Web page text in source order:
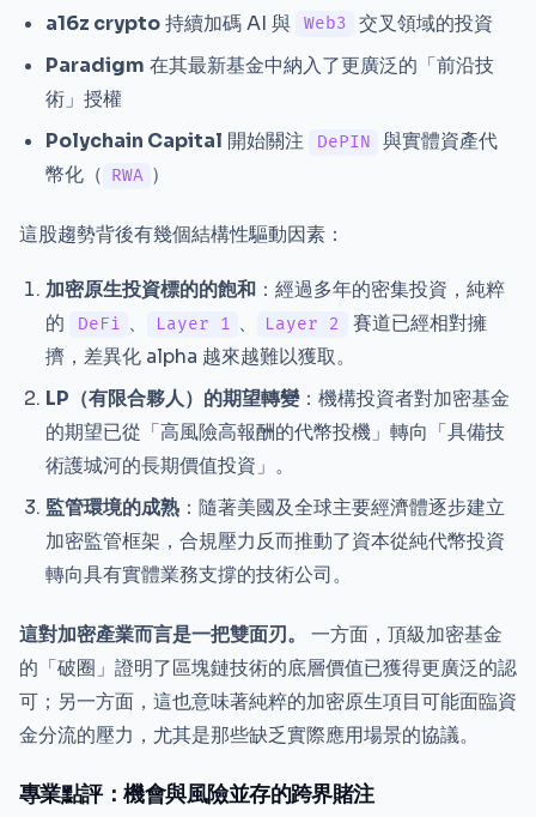
a16z crypto持續加碼 AI 與 Web3
交叉領域的投資
Paradigm 在其最新基金中納入了更廣泛的「前沿技
術」授權
Polychain Capital 開始關注 DePIN
與實體資產代
幣化（ RWA ）
這股趨勢背後有幾個結構性驅動因素：
加密原生投資標的的飽和 ：經過多年的密集投資，純粹
的
DeFi 、 Layer 1 、 Layer 2
賽道已經相對擁
擠，差異化 alpha 越來越難以獲取。
LP（有限合夥人）的期望轉變：機構投資者對加密基金
的期望已從「高風險高報酬的代幣投機」轉向「具備技
術護城河的長期價值投資」。
監管環境的成熟 ：隨著美國及全球主要經濟體逐步建立
加密監管框架，合規壓力反而推動了資本從純代幣投資
轉向具有實體業務支撐的技術公司。
這對加密產業而言是一把雙面刃。
一方面，頂級加密基金
的「破圈」證明了區塊鏈技術的底層價值已獲得更廣泛的認
可；另一方面，這也意味著純粹的加密原生項目可能面臨資
金分流的壓力，尤其是那些缺乏實際應用場景的協議。
專業點評：機會與風險並存的跨界賭注